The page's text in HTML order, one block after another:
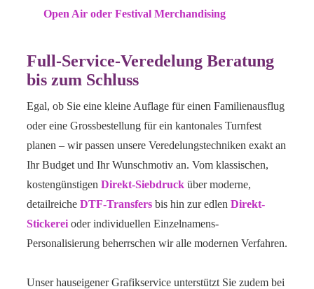
Open Air oder Festival Merchandising
Full-Service-Veredelung Beratung
bis zum Schluss
Egal, ob Sie eine kleine Auflage für einen Familienausflug
oder eine Grossbestellung für ein kantonales Turnfest
planen – wir passen unsere Veredelungstechniken exakt an
Ihr Budget und Ihr Wunschmotiv an. Vom klassischen,
kostengünstigen Direkt-Siebdruck über moderne,
detailreiche DTF-Transfers bis hin zur edlen Direkt-
Stickerei oder individuellen Einzelnamens-
Personalisierung beherrschen wir alle modernen Verfahren.
Unser hauseigener Grafikservice unterstützt Sie zudem bei